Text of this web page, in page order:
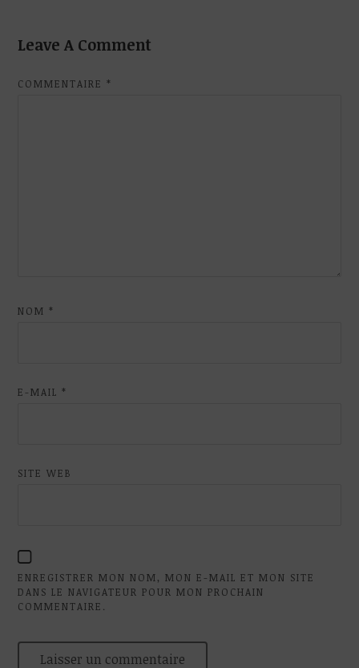
Leave A Comment
COMMENTAIRE*
NOM*
E-MAIL*
SITE WEB
ENREGISTRER MON NOM, MON E-MAIL ET MON SITE
DANS LE NAVIGATEUR POUR MON PROCHAIN
COMMENTAIRE.